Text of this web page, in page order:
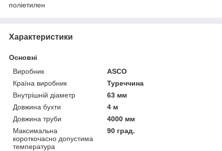
поліетилен
Характеристики
Основні
Виробник
ASCO
Країна виробник
Туреччина
Внутрішній діаметр
63 мм
Довжина бухти
4 м
Довжина труби
4000 мм
Максимальна
короткочасно допустима
температура
90 град.